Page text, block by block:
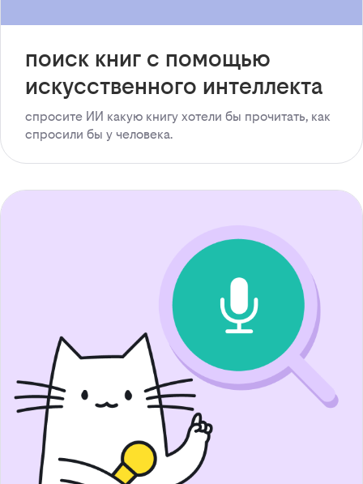
поиск книг с помощью
искусственного интеллекта
спросите ИИ какую книгу хотели бы прочитать, как
спросили бы у человека.